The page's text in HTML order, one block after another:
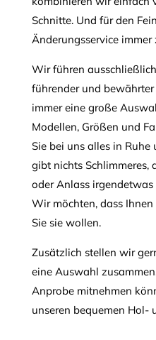
Schnitte. Und für den
Änderungsservice immer
Wir führen
führender und
immer eine große
Modellen, Größen und
Sie bei uns alles in Ruhe
gibt nichts Schlimmeres,
oder Anlass
Wir möchten, dass
Sie sie wollen.
Zusätzlich stellen wir
eine Auswahl
Anprobe mitnehmen
unseren bequemen Hol-